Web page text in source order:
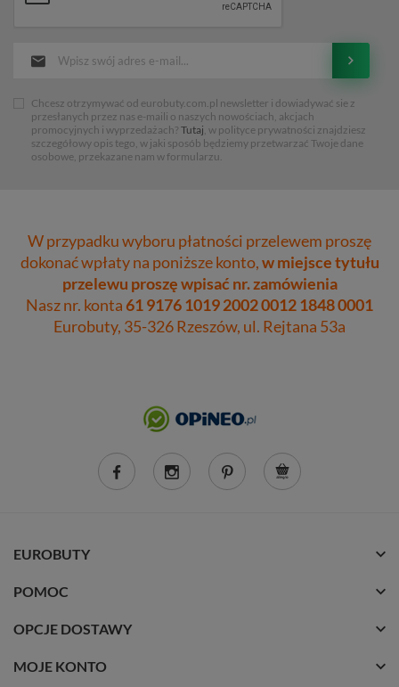
Chcesz otrzymywać od eurobuty.com.pl newsletter i dowiadywać sie z
przesłanych przez nas e-maili o naszych nowościach, akcjach
promocyjnych i wyprzedażach? Tutaj, w polityce prywatności znajdziesz
szczegółowy opis tego, w jaki sposób będziemy przetwarzać Twoje dane
osobowe, przekazane nam w formularzu.
W przypadku wyboru płatności przelewem proszę
dokonać wpłaty na poniższe konto,w miejsce tytułu
przelewu proszę wpisać nr. zamówienia
Nasz nr. konta61 9176 1019 2002 0012 1848 0001
Eurobuty, 35-326 Rzeszów, ul. Rejtana 53a
EUROBUTY
POMOC
OPCJE DOSTAWY
MOJE KONTO